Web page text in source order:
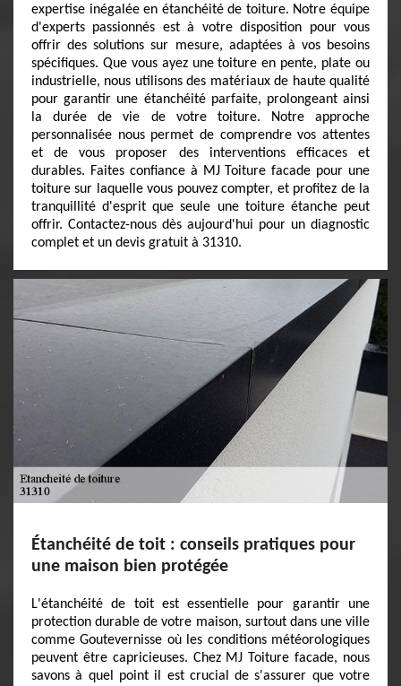
expertise inégalée en étanchéité de toiture. Notre équipe
d'experts passionnés est à votre disposition pour vous
offrir des solutions sur mesure, adaptées à vos besoins
spécifiques. Que vous ayez une toiture en pente, plate ou
industrielle, nous utilisons des matériaux de haute qualité
pour garantir une étanchéité parfaite, prolongeant ainsi
la durée de vie de votre toiture. Notre approche
personnalisée nous permet de comprendre vos attentes
et de vous proposer des interventions efficaces et
durables. Faites confiance à MJ Toiture facade pour une
toiture sur laquelle vous pouvez compter, et profitez de la
tranquillité d'esprit que seule une toiture étanche peut
offrir. Contactez-nous dès aujourd'hui pour un diagnostic
complet et un devis gratuit à 31310.
Étanchéité de toit : conseils pratiques pour
une maison bien protégée
L'étanchéité de toit est essentielle pour garantir une
protection durable de votre maison, surtout dans une ville
comme Goutevernisse où les conditions météorologiques
peuvent être capricieuses. Chez MJ Toiture facade, nous
savons à quel point il est crucial de s'assurer que votre